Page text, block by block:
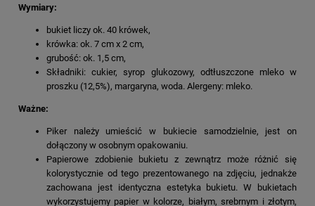
Wymiary:
bukiet liczy ok. 40 krówek,
krówka: ok. 7 cm x 2 cm,
grubość: ok. 1,5 cm,
Składniki: cukier, syrop glukozowy, odtłuszczone mleko w
proszku (12,5%), margaryna, woda. Alergeny: mleko.
Ważne:
Piker należy umieścić w bukiecie samodzielnie, jest on
dołączony w osobnym opakowaniu.
Papierowe zdobienie bukietu z zewnątrz może różnić się
kolorystycznie od tego prezentowanego na zdjęciu, jednakże
zachowana jest identyczna estetyka bukietu. W bukietach
wykorzystujemy papier w kolorze, białym, srebrnym i złotym,